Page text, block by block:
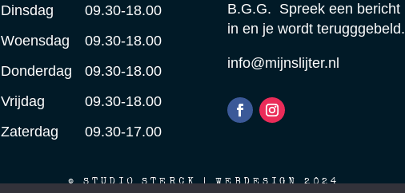
Dinsdag
09.30-18.00
Woensdag
09.30-18.00
Donderdag
09.30-18.00
Vrijdag
09.30-18.00
Zaterdag
09.30-17.00
B.G.G. Spreek een bericht
in en je wordt terugggebeld.
info@mijnslijter.nl
© STUDIO STERCK | WEBDESIGN 2024